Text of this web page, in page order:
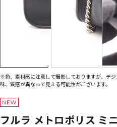
※色、素材感に注意して撮影しておりますが、デ
味、質感が異なって見える可能性がございます。
フルラ メトロポリス ミ